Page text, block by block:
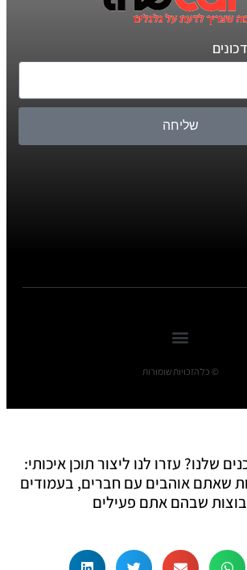
שליחה
© כל הזכויות שומורות
שלנו? עזרו לנו ליצור תוכן איכותי:
שאתם אוהבים עם חברים, בעמודים
שבהם אתם פעילים